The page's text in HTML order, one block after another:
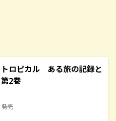
トロピカル ある旅の記録と
2巻
発売